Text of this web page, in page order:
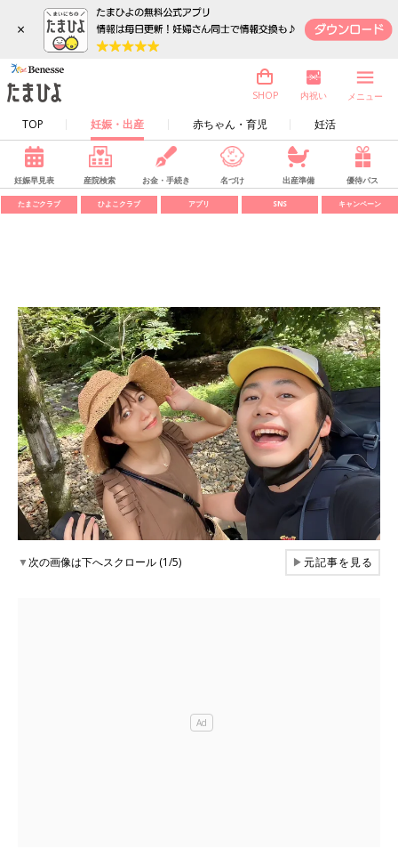
×
TOP 妊娠・出産 赤ちゃん・育児 妊活
SHOP 内祝い メニュー
妊娠早見表 産院検索 お金・手続き 名づけ 出産準備 優待パス
たまごクラブ ひよこクラブ アプリ SNS キャンペーン
▼次の画像は下へスクロール (1/5) ▶元記事を見る